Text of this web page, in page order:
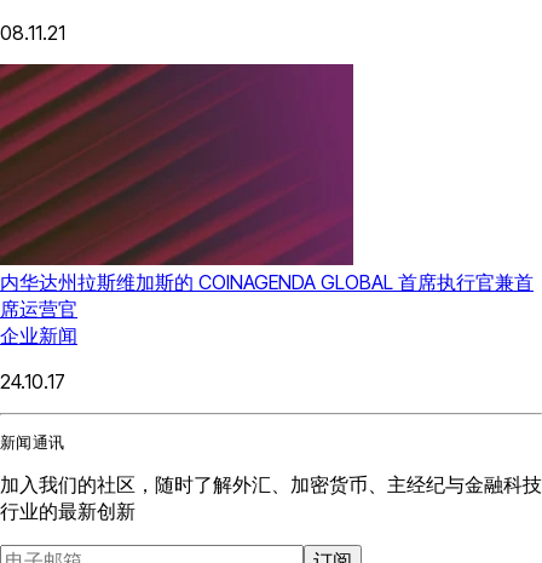
08.11.21
内华达州拉斯维加斯的 COINAGENDA GLOBAL 首席执行官兼首
席运营官
企业新闻
24.10.17
新闻通讯
加入我们的社区，随时了解外汇、加密货币、主经纪与金融科技
行业的最新创新